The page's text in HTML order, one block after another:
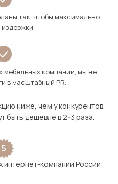
так, чтобы максимально
мебельных компаний, мы не
в масштабный PR.
ниже, чем у конкурентов.
быть дешевле в 2-3 раза.
5
компаний России